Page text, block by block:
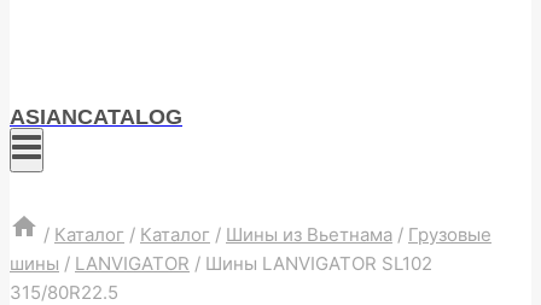
ASIANCATALOG
/ Каталог / Каталог / Шины из Вьетнама / Грузовые
шины / LANVIGATOR / Шины LANVIGATOR SL102
315/80R22.5